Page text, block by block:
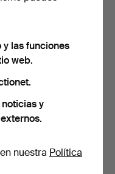
juego de cubiertos,
69 piezas, …
y las funciones
web.
y
nuestra Política